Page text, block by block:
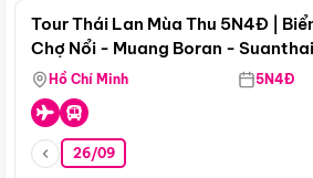
Tour Thái Lan Mùa Thu 5N4Đ |
Chợ Nổi - Muang Boran - Suanthai
Hồ Chí Minh 5N4Đ
26/09